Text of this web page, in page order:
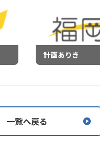
計画ありき
一覧へ戻る